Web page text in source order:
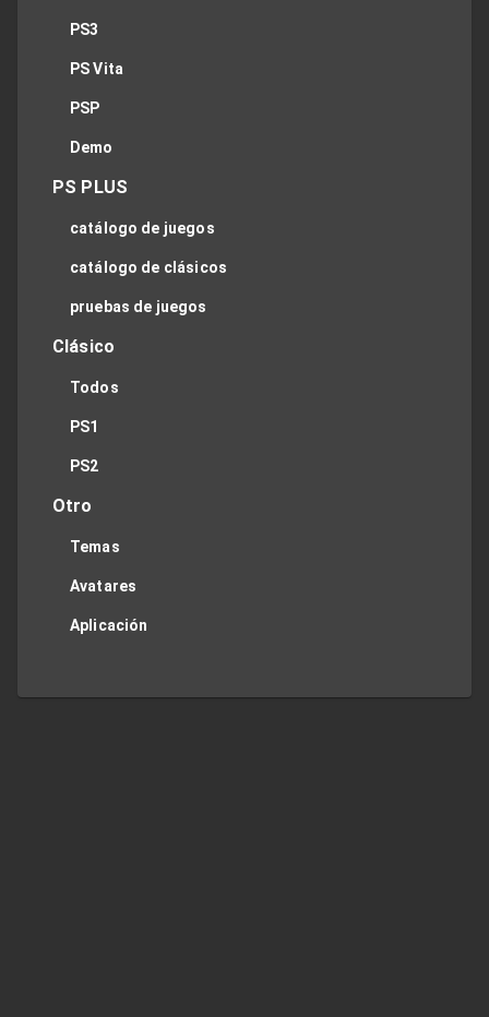
PS3
PS Vita
PSP
Demo
PS PLUS
catálogo de juegos
catálogo de clásicos
pruebas de juegos
Clásico
Todos
PS1
PS2
Otro
Temas
Avatares
Aplicación